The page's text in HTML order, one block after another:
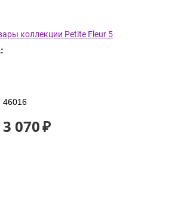
коллекции Petite Fleur 5
46016
3 070₽